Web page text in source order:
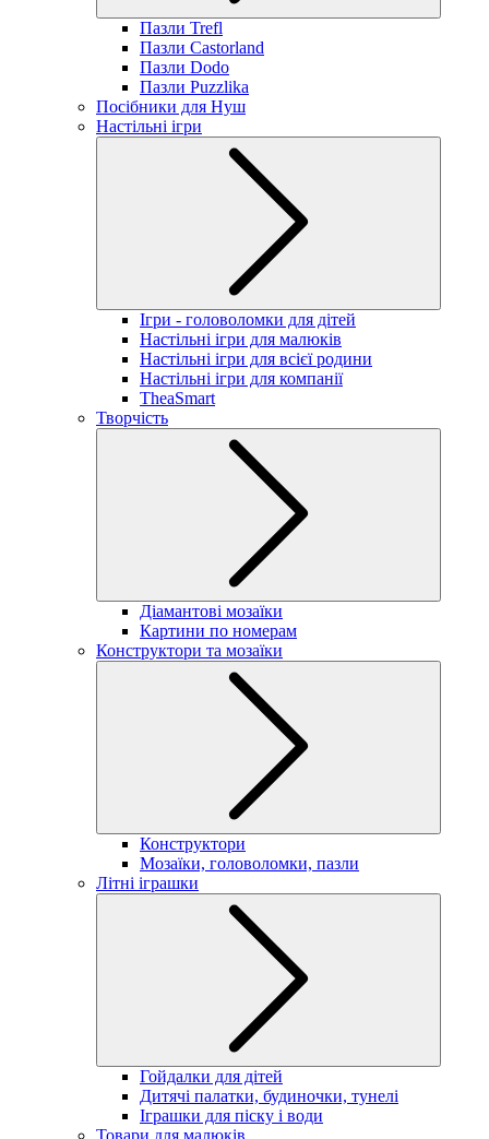
Пазли Trefl
Пазли Castorland
Пазли Dodo
Пазли Puzzlika
Посібники для Нуш
Настільні ігри
Ігри - головоломки для дітей
Настільні ігри для малюків
Настільні ігри для всієї родини
Настільні ігри для компанії
TheaSmart
Творчість
Діамантові мозаїки
Картини по номерам
Конструктори та мозаїки
Конструктори
Мозаїки, головоломки, пазли
Літні іграшки
Гойдалки для дітей
Дитячі палатки, будиночки, тунелі
Іграшки для піску і води
Товари для малюків